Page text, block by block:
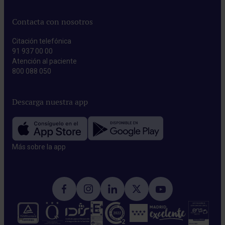
Contacta con nosotros
Citación telefónica
91 937 00 00
Atención al paciente
800 088 050
Descarga nuestra app
Más sobre la app​